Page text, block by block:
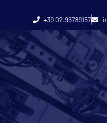
+39 02.96789157